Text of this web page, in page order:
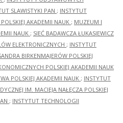
SLAWISTYKI PAN ; INSTYTUT
AKADEMII NAUK ; MUZEUM I
NAUK ; SIEĆ BADAWCZA ŁUKASIEWICZ
ELEKTRONICZNYCH ; INSTYTUT
BIRKENMAJERÓW POLSKIEJ
POLSKIEJ AKADEMII NAUK
POLSKIEJ AKADEMII NAUK ; INSTYTUT
IM. MACIEJA NAŁĘCZA POLSKIEJ
; INSTYTUT TECHNOLOGII